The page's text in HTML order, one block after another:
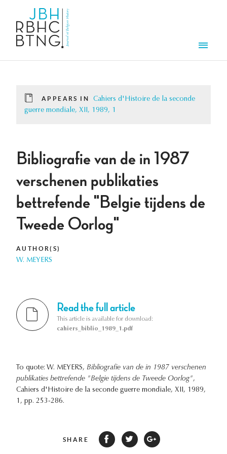
APPEARS IN
Cahiers d'Histoire de la seconde
guerre mondiale, XII, 1989, 1
Bibliografie van de in 1987
verschenen publikaties
bettrefende "Belgie tijdens de
Tweede Oorlog"
AUTHOR(S)
W. MEYERS
Read the full article
This article is available for download:
cahiers_biblio_1989_1.pdf
To quote: W. MEYERS, Bibliografie van de in 1987 verschenen
publikaties bettrefende "Belgie tijdens de Tweede Oorlog",
Cahiers d'Histoire de la seconde guerre mondiale, XII, 1989,
1, pp. 253-286.
SHARE